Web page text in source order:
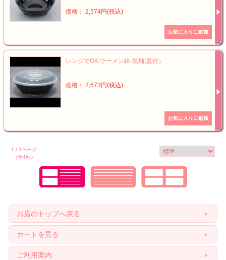
価格： 2,574円(税込)
レンジでOK!ラーメン鉢-黒釉(蓋付）
価格： 2,673円(税込)
1 / 1ページ
（全4件）
お店のトップへ戻る
カートを見る
ご利用案内